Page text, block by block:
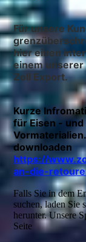
Für unsere
hier einen
einem
Zoll Export.
Kurze
für Eisen -
downloaden
https://
an-die-
Falls Sie in dem
suchen, laden Sie
herunter. Unsere
Seite